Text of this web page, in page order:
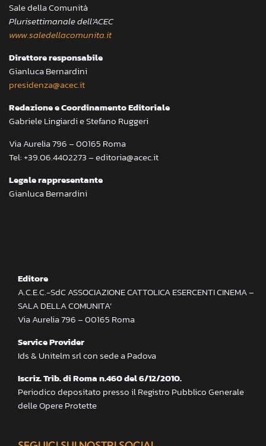
Sale della Comunità
Plurisettimanale dell’ACEC
www.saledellacomunita.it
Direttore responsabile
Gianluca Bernardini
presidenza@acec.it
Redazione e Coordinamento Editoriale
Gabriele Lingiardi e Stefano Ruggeri
Via Aurelia 796 – 00165 Roma
Tel: +39.06.4402273 – editoria@acec.it
Legale rappresentante
Gianluca Bernardini
Editore
A.C.E.C.-SdC ASSOCIAZIONE CATTOLICA ESERCENTI CINEMA –
SALA DELLA COMUNITA’
Via Aurelia 796 – 00165 Roma
Service Provider
Ids & Unitelm srl con sede a Padova
Iscriz. Trib. di Roma n.460 del 6/12/2010.
Periodico depositato presso il Registro Pubblico Generale
delle Opere Protette